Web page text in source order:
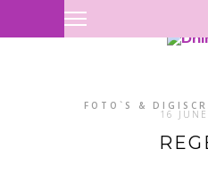
FOTO`S &
16